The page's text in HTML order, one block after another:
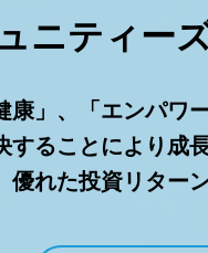
ニティー
康」、「エンパワ
することにより成
優れた投資リター